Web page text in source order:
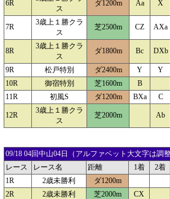
6R
ス
ダ1200m Aa X
7R
3歳上１勝クラ
ス
芝2500m CZ AXa
8R
3歳上１勝クラ
ス
ダ1800m Bc DXb
9R 松戸特別 ダ2400m Y Y
10R
御宿特別 芝1600m B
11R
初風S ダ1200m BXa C
12R
3歳上１勝クラ
ス
芝2000m Ab
09/18 04回中山04日（アルファベット大文字は調
レース
レース名 距離 1着 2着
1R
2歳未勝利 ダ1200m
2R
2歳未勝利 芝2000m CX